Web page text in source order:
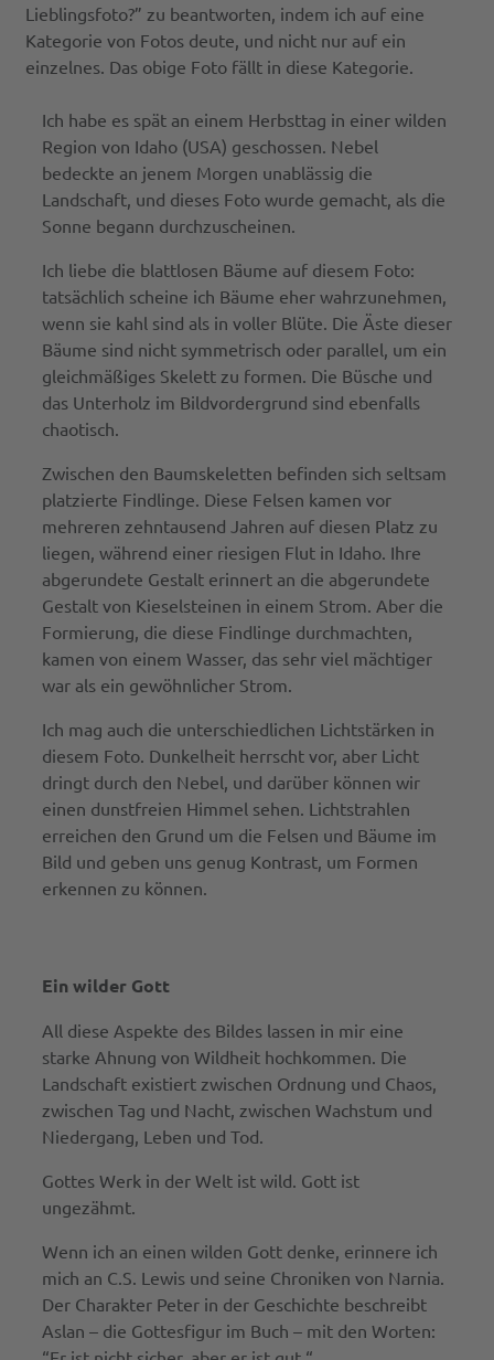
Lieblingsfoto?” zu beantworten, indem ich auf eine
Kategorie von Fotos deute, und nicht nur auf ein
einzelnes. Das obige Foto fällt in diese Kategorie.
Ich habe es spät an einem Herbsttag in einer wilden
Region von Idaho (USA) geschossen. Nebel
bedeckte an jenem Morgen unablässig die
Landschaft, und dieses Foto wurde gemacht, als die
Sonne begann durchzuscheinen.
Ich liebe die blattlosen Bäume auf diesem Foto:
tatsächlich scheine ich Bäume eher wahrzunehmen,
wenn sie kahl sind als in voller Blüte. Die Äste dieser
Bäume sind nicht symmetrisch oder parallel, um ein
gleichmäßiges Skelett zu formen. Die Büsche und
das Unterholz im Bildvordergrund sind ebenfalls
chaotisch.
Zwischen den Baumskeletten befinden sich seltsam
platzierte Findlinge. Diese Felsen kamen vor
mehreren zehntausend Jahren auf diesen Platz zu
liegen, während einer riesigen Flut in Idaho. Ihre
abgerundete Gestalt erinnert an die abgerundete
Gestalt von Kieselsteinen in einem Strom. Aber die
Formierung, die diese Findlinge durchmachten,
kamen von einem Wasser, das sehr viel mächtiger
war als ein gewöhnlicher Strom.
Ich mag auch die unterschiedlichen Lichtstärken in
diesem Foto. Dunkelheit herrscht vor, aber Licht
dringt durch den Nebel, und darüber können wir
einen dunstfreien Himmel sehen. Lichtstrahlen
erreichen den Grund um die Felsen und Bäume im
Bild und geben uns genug Kontrast, um Formen
erkennen zu können.
Ein wilder Gott
All diese Aspekte des Bildes lassen in mir eine
starke Ahnung von Wildheit hochkommen. Die
Landschaft existiert zwischen Ordnung und Chaos,
zwischen Tag und Nacht, zwischen Wachstum und
Niedergang, Leben und Tod.
Gottes Werk in der Welt ist wild. Gott ist
ungezähmt.
Wenn ich an einen wilden Gott denke, erinnere ich
mich an C.S. Lewis und seine Chroniken von Narnia.
Der Charakter Peter in der Geschichte beschreibt
Aslan – die Gottesfigur im Buch – mit den Worten: